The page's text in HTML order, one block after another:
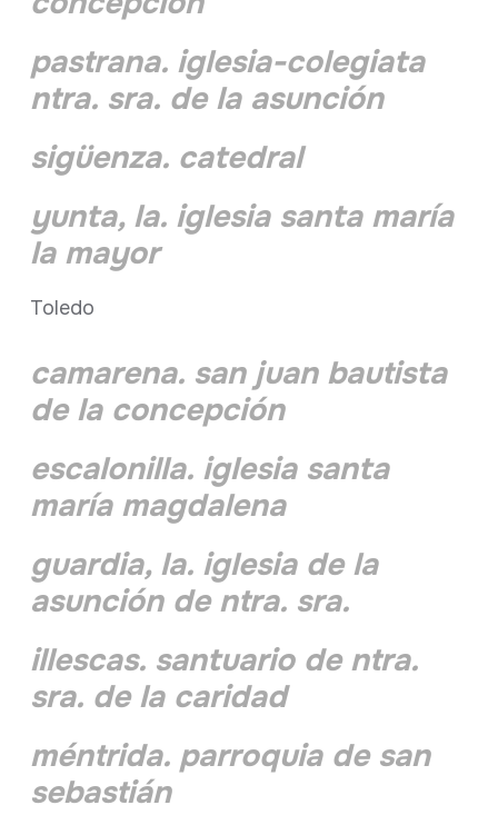
pastrana. iglesia-colegiata
ntra. sra. de la asunción
sigüenza. catedral
yunta, la. iglesia santa maría
la mayor
Toledo
camarena. san juan bautista
de la concepción
escalonilla. iglesia santa
maría magdalena
guardia, la. iglesia de la
asunción de ntra. sra.
illescas. santuario de ntra.
sra. de la caridad
méntrida. parroquia de san
sebastián